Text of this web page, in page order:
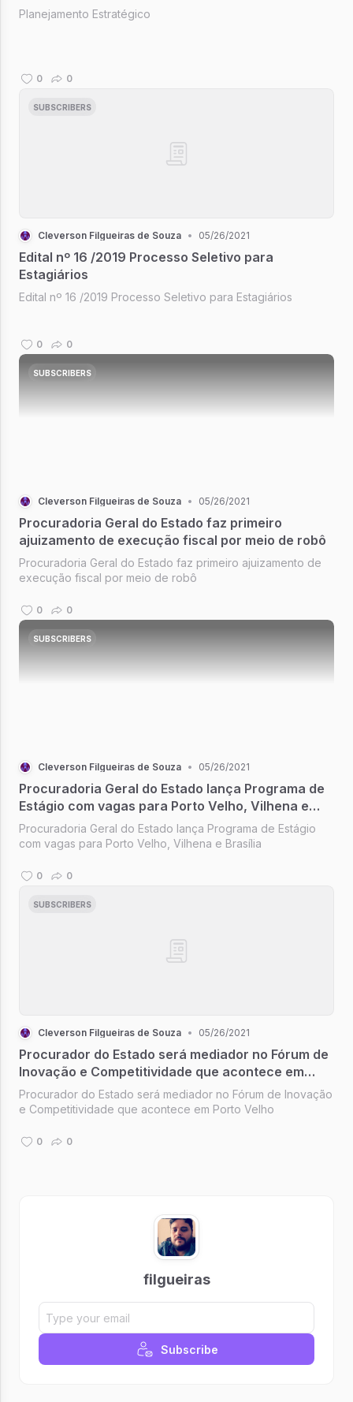
Planejamento Estratégico
0 0
SUBSCRIBERS
Cleverson Filgueiras de Souza • 05/26/2021
Edital nº 16 /2019 Processo Seletivo para
Estagiários
Edital nº 16 /2019 Processo Seletivo para Estagiários
0 0
SUBSCRIBERS
Cleverson Filgueiras de Souza • 05/26/2021
Procuradoria Geral do Estado faz primeiro
ajuizamento de execução fiscal por meio de robô
Procuradoria Geral do Estado faz primeiro ajuizamento de
execução fiscal por meio de robô
0 0
SUBSCRIBERS
Cleverson Filgueiras de Souza • 05/26/2021
Procuradoria Geral do Estado lança Programa de
Estágio com vagas para Porto Velho, Vilhena e
Brasília
Procuradoria Geral do Estado lança Programa de Estágio
com vagas para Porto Velho, Vilhena e Brasília
0 0
SUBSCRIBERS
Cleverson Filgueiras de Souza • 05/26/2021
Procurador do Estado será mediador no Fórum de
Inovação e Competitividade que acontece em
Porto Velho
Procurador do Estado será mediador no Fórum de Inovação
e Competitividade que acontece em Porto Velho
0 0
filgueiras
Subscribe